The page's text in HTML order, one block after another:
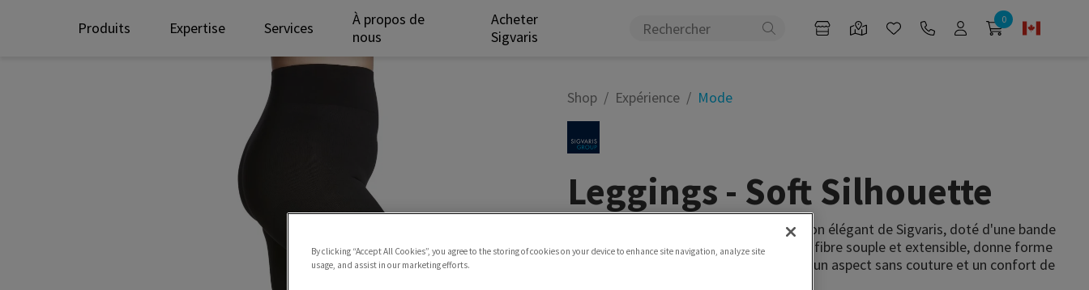
Produits Expertise Services
À propos de
nous
Acheter
Sigvaris
0
Shop Expérience Mode
Leggings - Soft Silhouette
Pour femmes - Le legging de compression élégant de Sigvaris, doté d'une bande
élastique à la taille et d'un tissu en microfibre souple et extensible, donne forme
aux jambes et adoucit la peau pour offrir un aspect sans couture et un confort de
By clicking “Accept All Cookies”, you agree to the storing of cookies on your device to enhance site navigation, analyze site
usage, and assist in our marketing efforts.